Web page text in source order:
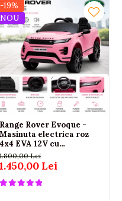
-19%
NOU
Range Rover Evoque -
Masinuta electrica roz
4x4 EVA 12V cu
telecomanda parentala
1.800,00 Lei
1.450,00 Lei